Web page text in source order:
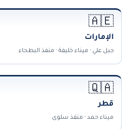
🇦🇪
الإمارات
جبل علي · ميناء خليفة · منفذ البطحاء
🇶🇦
قطر
ميناء حمد · منفذ سلوى